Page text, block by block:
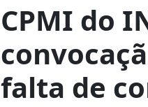
CPMI do
falta de